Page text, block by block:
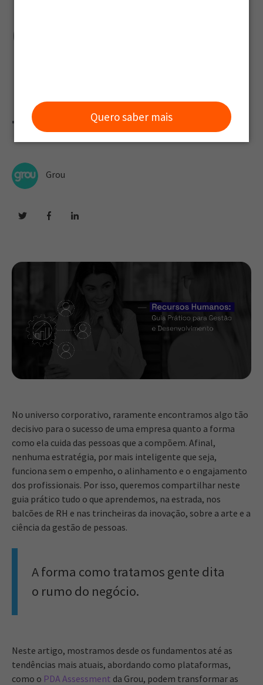
Quero saber mais
Gestão e
to
Grou
No universo corporativo, raramente encontramos algo tão
decisivo para o sucesso de uma empresa quanto a forma
como ela cuida das pessoas que a compõem. Afinal,
nenhuma estratégia, por mais inteligente que seja,
funciona sem o empenho, o alinhamento e o engajamento
dos profissionais. Por isso, queremos compartilhar neste
guia prático tudo o que aprendemos, na estrada, nos
balcões de RH e nas trincheiras da inovação, sobre a arte e a
ciência da gestão de pessoas.
A forma como tratamos gente dita
o rumo do negócio.
Neste artigo, mostramos desde os fundamentos até as
tendências mais atuais, abordando como plataformas,
como o PDA Assessment da Grou, podem transformar as